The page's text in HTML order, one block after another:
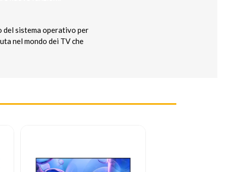
del sistema operativo per
nel mondo dei TV che